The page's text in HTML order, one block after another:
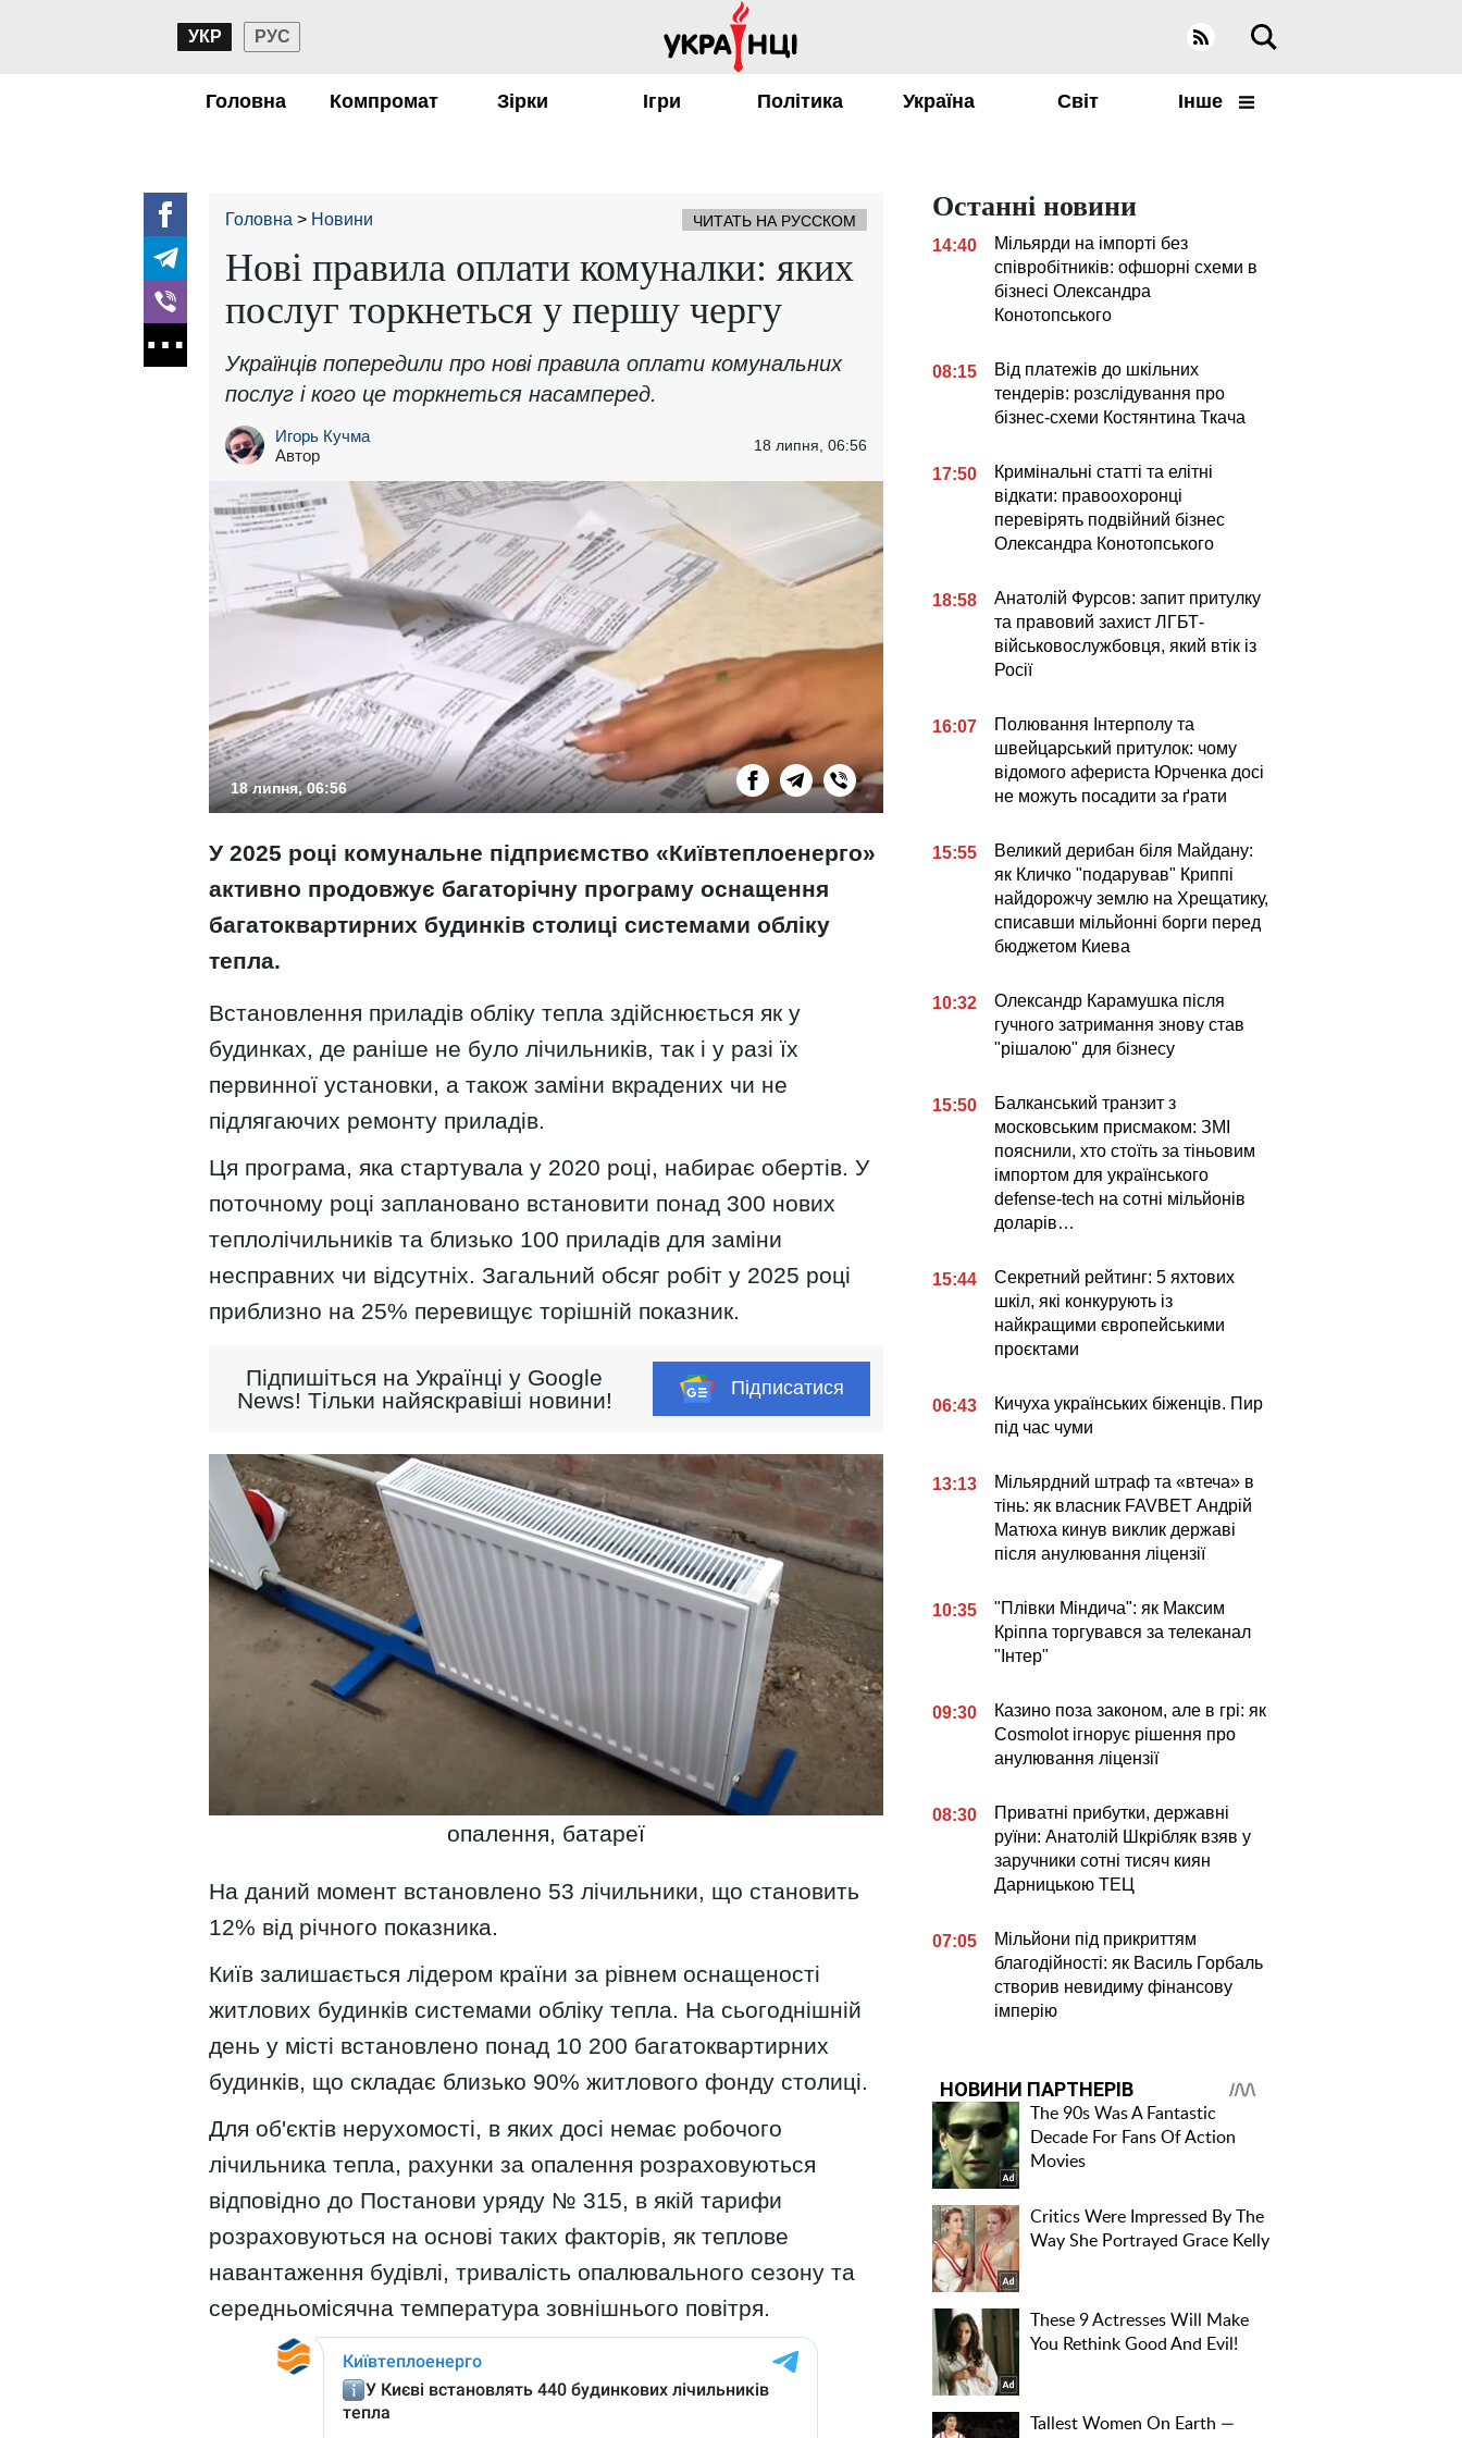
УКР РУС
Головна Компромат Зірки Ігри Політика Україна Світ Інше
Головна Новини ЧИТАТЬ НА РУССКОМ
Нові правила оплати комуналки: яких
послуг торкнеться у першу чергу
Українців попередили про нові правила оплати комунальних
послуг і кого це торкнеться насамперед.
Игорь Кучма
Автор
18 липня, 06:56
18 липня, 06:56
У 2025 році комунальне підприємство «Київтеплоенерго»
активно продовжує багаторічну програму оснащення
багатоквартирних будинків столиці системами обліку
тепла.
Встановлення приладів обліку тепла здійснюється як у
будинках, де раніше не було лічильників, так і у разі їх
первинної установки, а також заміни вкрадених чи не
підлягаючих ремонту приладів.
Ця програма, яка стартувала у 2020 році, набирає обертів. У
поточному році заплановано встановити понад 300 нових
теплолічильників та близько 100 приладів для заміни
несправних чи відсутніх. Загальний обсяг робіт у 2025 році
приблизно на 25% перевищує торішній показник.
Підпишіться на Українці у Google
News! Тільки найяскравіші новини!
Підписатися
опалення, батареї
На даний момент встановлено 53 лічильники, що становить
12% від річного показника.
Київ залишається лідером країни за рівнем оснащеності
житлових будинків системами обліку тепла. На сьогоднішній
день у місті встановлено понад 10 200 багатоквартирних
будинків, що складає близько 90% житлового фонду столиці.
Для об'єктів нерухомості, в яких досі немає робочого
лічильника тепла, рахунки за опалення розраховуються
відповідно до Постанови уряду № 315, в якій тарифи
розраховуються на основі таких факторів, як теплове
навантаження будівлі, тривалість опалювального сезону та
середньомісячна температура зовнішнього повітря.
Останні новини
14:40
Мільярди на імпорті без
співробітників: офшорні схеми в
бізнесі Олександра
Конотопського
08:15
Від платежів до шкільних
тендерів: розслідування про
бізнес-схеми Костянтина Ткача
17:50
Кримінальні статті та елітні
відкати: правоохоронці
перевірять подвійний бізнес
Олександра Конотопського
18:58
Анатолій Фурсов: запит притулку
та правовий захист ЛГБТ-
військовослужбовця, який втік із
Росії
16:07
Полювання Інтерполу та
швейцарський притулок: чому
відомого афериста Юрченка досі
не можуть посадити за ґрати
15:55
Великий дерибан біля Майдану:
як Кличко "подарував" Криппі
найдорожчу землю на Хрещатику,
списавши мільйонні борги перед
бюджетом Киева
10:32
Олександр Карамушка після
гучного затримання знову став
"рішалою" для бізнесу
15:50
Балканський транзит з
московським присмаком: ЗМІ
пояснили, хто стоїть за тіньовим
імпортом для українського
defense-tech на сотні мільйонів
доларів…
15:44
Секретний рейтинг: 5 яхтових
шкіл, які конкурують із
найкращими європейськими
проєктами
06:43
Кичуха українських біженців. Пир
під час чуми
13:13
Мільярдний штраф та «втеча» в
тінь: як власник FAVBET Андрій
Матюха кинув виклик державі
після анулювання ліцензії
10:35
"Плівки Міндича": як Максим
Кріппа торгувався за телеканал
"Інтер"
09:30
Казино поза законом, але в грі: як
Cosmolot ігнорує рішення про
анулювання ліцензії
08:30
Приватні прибутки, державні
руїни: Анатолій Шкрібляк взяв у
заручники сотні тисяч киян
Дарницькою ТЕЦ
07:05
Мільйони під прикриттям
благодійності: як Василь Горбаль
створив невидиму фінансову
імперію